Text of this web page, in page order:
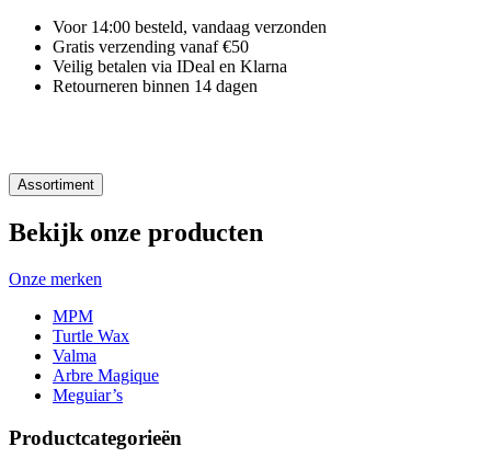
Voor 14:00 besteld, vandaag verzonden
Gratis verzending vanaf €50
Veilig betalen via IDeal en Klarna
Retourneren binnen 14 dagen
Assortiment
Bekijk onze producten
Onze merken
MPM
Turtle Wax
Valma
Arbre Magique
Meguiar’s
Productcategorieën